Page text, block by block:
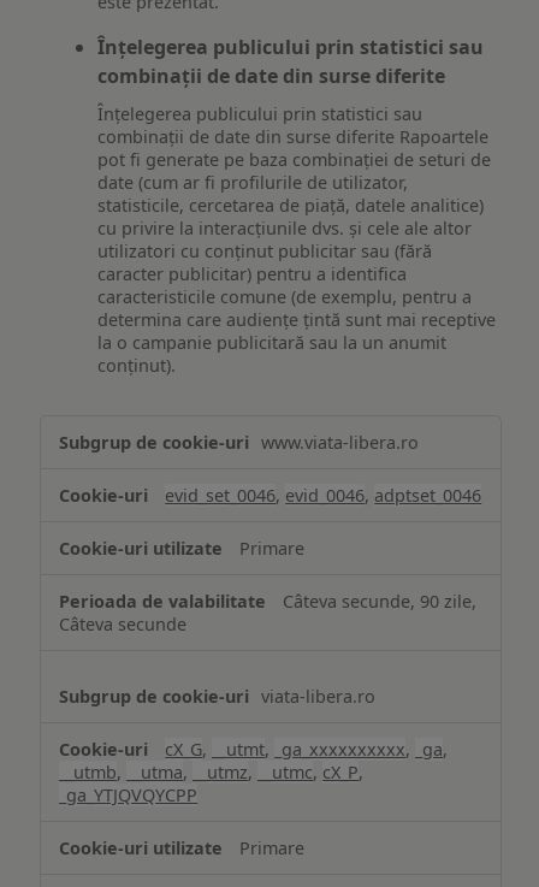
Înțelegerea publicului prin statistici sau
combinații de date din surse diferite
Înțelegerea publicului prin statistici sau
combinații de date din surse diferite Rapoartele
pot fi generate pe baza combinației de seturi de
date (cum ar fi profilurile de utilizator,
statisticile, cercetarea de piață, datele analitice)
cu privire la interacțiunile dvs. și cele ale altor
utilizatori cu conținut publicitar sau (fără
caracter publicitar) pentru a identifica
caracteristicile comune (de exemplu, pentru a
determina care audiențe țintă sunt mai receptive
la o campanie publicitară sau la un anumit
conținut).
www.viata-libera.ro
evid_set_0046, evid_0046, adptset_0046
Primare
Câteva secunde, 90 zile,
Câteva secunde
viata-libera.ro
cX_G, __utmt, _ga_xxxxxxxxxx, _ga,
__utmb, __utma, __utmz, __utmc, cX_P,
_ga_YTJQVQYCPP
Primare